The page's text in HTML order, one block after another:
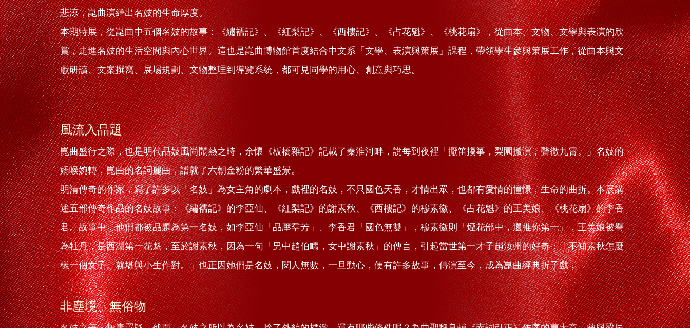
悲涼，崑曲演繹出名妓的生命厚度。
本期特展，從崑曲中五個名妓的故事：《繡襦記》、《紅梨記》、《西樓記》、《占花魁》、《桃花扇》，從曲本、文物、文學與表演的欣
賞，走進名妓的生活空間與內心世界。這也是崑曲博物館首度結合中文系「文學、表演與策展」課程，帶領學生參與策展工作，從曲本與文
獻研讀、文案撰寫、展場規劃、文物整理到導覽系統，都可見同學的用心、創意與巧思。
風流入品題
崑曲盛行之際，也是明代品妓風尚鬧熱之時，余懷《板橋雜記》記載了秦淮河畔，說每到夜裡「擫笛搊箏，梨園搬演，聲徹九霄。」名妓的
嬌喉婉轉，崑曲的名詞麗曲，譜就了六朝金粉的繁華盛景。
明清傳奇的作家，寫了許多以「名妓」為女主角的劇本，戲裡的名妓，不只國色天香，才情出眾，也都有愛情的憧憬，生命的曲折。本展講
述五部傳奇作品的名妓故事：《繡襦記》的李亞仙、《紅梨記》的謝素秋、《西樓記》的穆素徽、《占花魁》的王美娘、《桃花扇》的李香
君。故事中，他們都被品題為第一名妓，如李亞仙「品壓羣芳」、李香君「國色無雙」，穆素徽則「煙花部中，還推你第一」，王美娘被譽
為牡丹，是西湖第一花魁，至於謝素秋，因為一句「男中趙伯疇，女中謝素秋」的傳言，引起當世第一才子趙汝州的好奇：「不知素秋怎麼
樣一個女子。就堪與小生作對。」也正因她們是名妓，閱人無數，一旦動心，便有許多故事，傳演至今，成為崑曲經典折子戲，
非塵境、無俗物